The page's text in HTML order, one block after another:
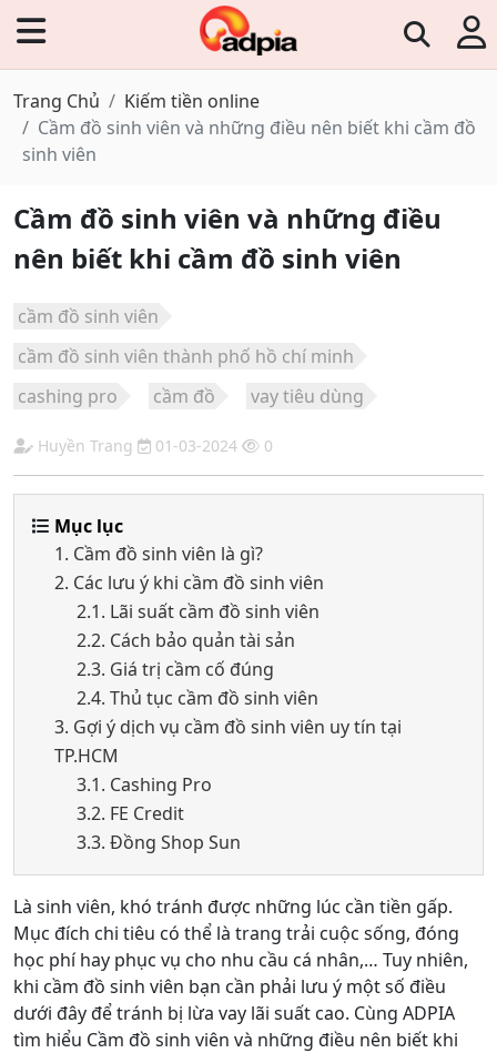
Trang Chủ
Kiếm tiền online
Cầm đồ sinh viên và những điều nên biết khi cầm đồ
sinh viên
Cầm đồ sinh viên và những điều
nên biết khi cầm đồ sinh viên
cầm đồ sinh viên
cầm đồ sinh viên thành phố hồ chí minh
cashing pro
cầm đồ vay tiêu dùng
Huyền Trang 01-03-2024 0
Mục lục
1. Cầm đồ sinh viên là gì?
2. Các lưu ý khi cầm đồ sinh viên
2.1. Lãi suất cầm đồ sinh viên
2.2. Cách bảo quản tài sản
2.3. Giá trị cầm cố đúng
2.4. Thủ tục cầm đồ sinh viên
3. Gợi ý dịch vụ cầm đồ sinh viên uy tín tại
TP.HCM
3.1. Cashing Pro
3.2. FE Credit
3.3. Đồng Shop Sun
Là sinh viên, khó tránh được những lúc cần tiền gấp.
Mục đích chi tiêu có thể là trang trải cuộc sống, đóng
học phí hay phục vụ cho nhu cầu cá nhân,… Tuy nhiên,
khi cầm đồ sinh viên bạn cần phải lưu ý một số điều
dưới đây để tránh bị lừa vay lãi suất cao. Cùng ADPIA
tìm hiểu Cầm đồ sinh viên và những điều nên biết khi